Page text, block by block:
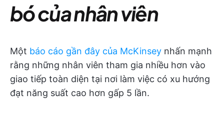
bó của nhân viên
Một báo cáo gần đây của McKinsey nhấn mạnh
rằng những nhân viên tham gia nhiều hơn vào
giao tiếp toàn diện tại nơi làm việc có xu hướng
đạt năng suất cao hơn gấp 5 lần.